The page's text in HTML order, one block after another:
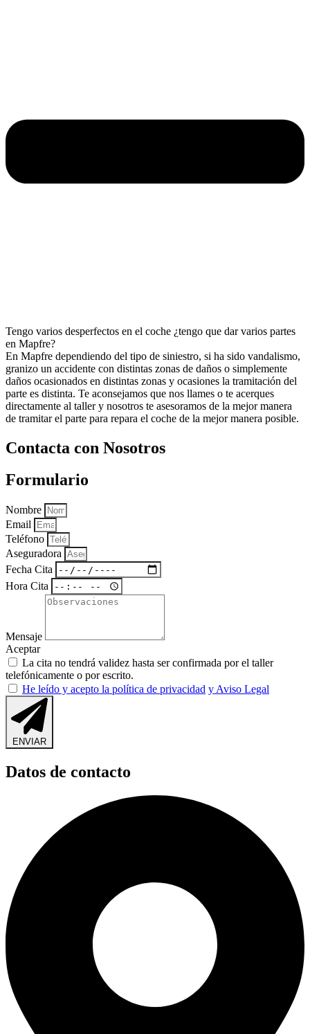
Tengo varios desperfectos en el coche ¿tengo que dar varios partes
en Mapfre?
En Mapfre dependiendo del tipo de siniestro, si ha sido vandalismo,
granizo un accidente con distintas zonas de daños o simplemente
daños ocasionados en distintas zonas y ocasiones la tramitación del
parte es distinta. Te aconsejamos que nos llames o te acerques
directamente al taller y nosotros te asesoramos de la mejor manera
de tramitar el parte para repara el coche de la mejor manera posible.
Contacta con Nosotros
Formulario
Nombre
Email
Teléfono
Aseguradora
Fecha Cita
Hora Cita
Mensaje
Aceptar
La cita no tendrá validez hasta ser confirmada por el taller
telefónicamente o por escrito.
He leído y acepto la política de privacidad y Aviso Legal
ENVIAR
Datos de contacto